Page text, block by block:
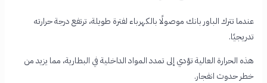
عندما تترك الباور بانك موصولًا بالكهرباء لفترة طويلة، ترتفع درجة حرارته
تدريجيًا.
هذه الحرارة العالية تؤدي إلى تمدد المواد الداخلية في البطارية، مما يزيد من
خطر حدوث انفجار.